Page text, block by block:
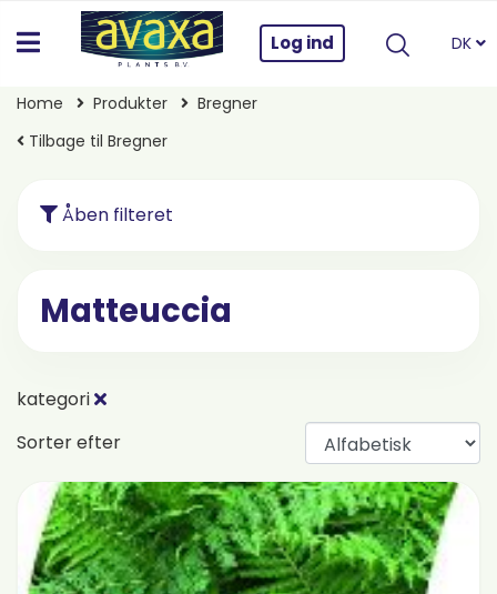
Log ind DK
Home Produkter
Bregner
Tilbage til Bregner
Åben filteret
Matteuccia
kategori
Sorter efter